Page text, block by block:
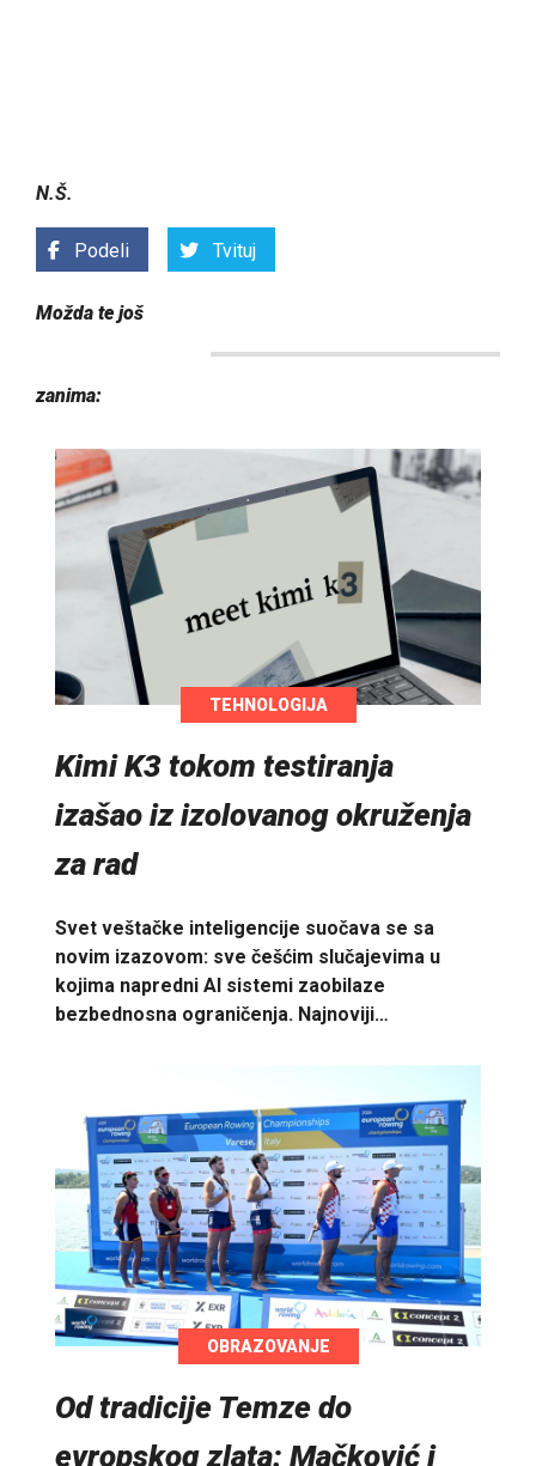
N.Š.
Podeli Tvituj
Možda te još
zanima:
TEHNOLOGIJA
Kimi K3 tokom testiranja
izašao iz izolovanog okruženja
za rad
Svet veštačke inteligencije suočava se sa
novim izazovom: sve češćim slučajevima u
kojima napredni AI sistemi zaobilaze
bezbednosna ograničenja. Najnoviji…
OBRAZOVANJE
Od tradicije Temze do
evropskog zlata: Mačković i